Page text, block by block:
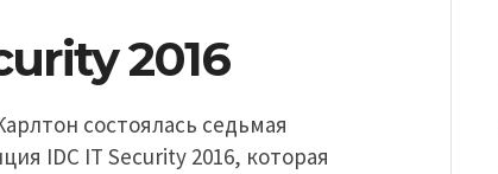
2016
состоялась седьмая
IDC IT Security 2016, которая